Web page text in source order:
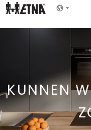
Skip
Show
KUNNEN